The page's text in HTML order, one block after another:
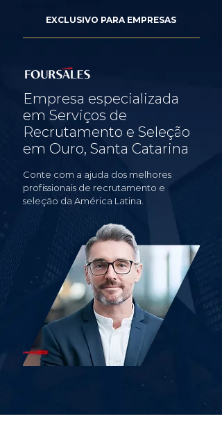
EXCLUSIVO PARA EMPRESAS
Empresa especializada
em Serviços de
Recrutamento e Seleção
em Ouro, Santa Catarina
Conte com a ajuda dos melhores
profissionais de recrutamento e
seleção da América Latina.